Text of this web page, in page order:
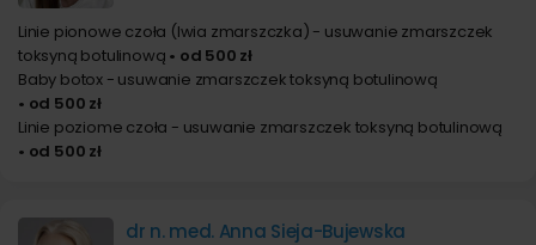
Linie pionowe czoła (lwia zmarszczka) - usuwanie zmarszczek
toksyną botulinową • od 500 zł
Baby botox - usuwanie zmarszczek toksyną botulinową
• od 500 zł
Linie poziome czoła - usuwanie zmarszczek toksyną botulinową
• od 500 zł
dr n. med. Anna Sieja-Bujewska